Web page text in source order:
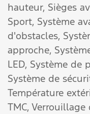
hauteur, Sièges
Sport, Système
d'obstacles,
approche,
LED, Système de
Système de
Température
TMC, Verrouillage